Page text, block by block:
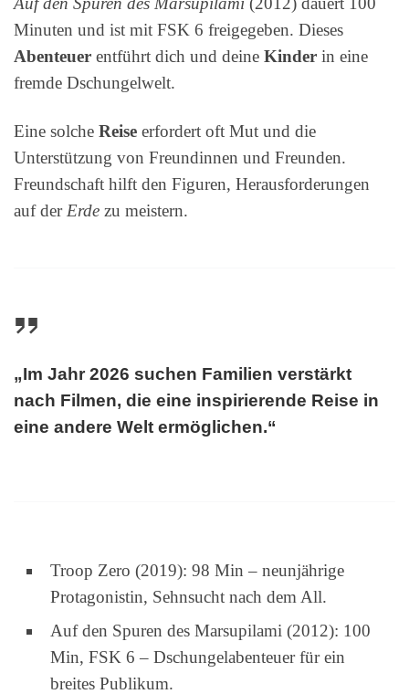
Minuten und ist mit FSK 6 freigegeben. Dieses
Abenteuer entführt dich und deine Kinder in eine
fremde Dschungelwelt.
Eine solche Reise erfordert oft Mut und die
Unterstützung von Freundinnen und Freunden.
Freundschaft hilft den Figuren, Herausforderungen
auf der Erde zu meistern.
„Im Jahr 2026 suchen Familien verstärkt
nach Filmen, die eine inspirierende Reise in
eine andere Welt ermöglichen.“
Troop Zero (2019): 98 Min – neunjährige
Protagonistin, Sehnsucht nach dem All.
Auf den Spuren des Marsupilami (2012): 100
Min, FSK 6 – Dschungelabenteuer für ein
breites Publikum.